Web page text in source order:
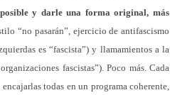
y darle una forma original, más
“no pasarán”, ejercicio de antifascismo
es “fascista”) y llamamientos a la
fascistas”). Poco más. Cada
todas en un programa coherente,